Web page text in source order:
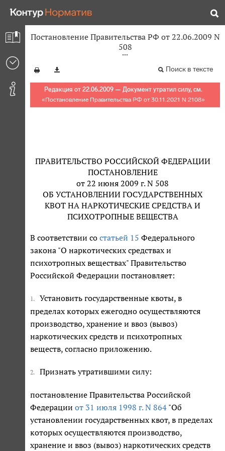
Постановление Правительства РФ от 22.06.2009 N
508
Поиск в тексте
Редакция от 22.06.2009 — Документ утратил силу, см.
«Постановление Правительства РФ от 30.11.2021 N 2108»
ПРАВИТЕЛЬСТВО РОССИЙСКОЙ ФЕДЕРАЦИИ
ПОСТАНОВЛЕНИЕ
от 22 июня 2009 г. N 508
ОБ УСТАНОВЛЕНИИ ГОСУДАРСТВЕННЫХ
КВОТ НА НАРКОТИЧЕСКИЕ СРЕДСТВА И
ПСИХОТРОПНЫЕ ВЕЩЕСТВА
В соответствии со статьей 15 Федерального
закона "О наркотических средствах и
психотропных веществах" Правительство
Российской Федерации постановляет:
1.
Установить государственные квоты, в
пределах которых ежегодно осуществляются
производство, хранение и ввоз (вывоз)
наркотических средств и психотропных
веществ, согласно приложению.
2. Признать утратившими силу:
постановление Правительства Российской
Федерации от 31 июля 1998 г. N 864 "Об
установлении государственных квот, в пределах
которых осуществляются производство,
хранение и ввоз (вывоз) наркотических средств